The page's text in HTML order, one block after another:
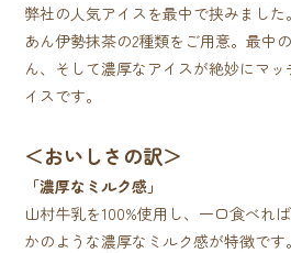
弊社の人気アイスを最中で挟みまし
あん伊勢抹茶の2種類をご用意。最中
ん、そして濃厚なアイスが絶妙にマ
イスです。
＜おいしさの訳＞
「濃厚なミルク感」
山村牛乳を100%使用し、一口食べれ
かのような濃厚なミルク感が特徴で